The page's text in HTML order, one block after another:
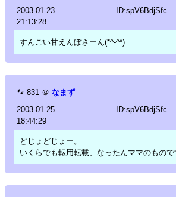
2003-01-23
21:13:28
ID:spV6BdjSfc
すんごい甘えんぼさーん(*^-^*)
🐾 831 ＠ なまず
2003-01-25
18:44:29
ID:spV6BdjSfc
どじょどじょー。
いくらでも転用転載、なったんママのもの